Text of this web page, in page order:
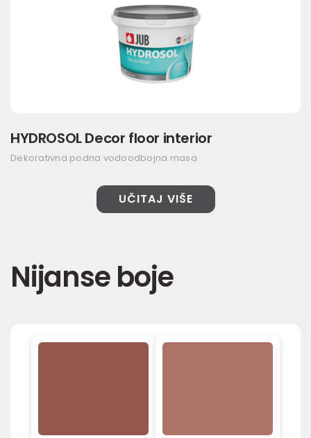
HYDROSOL Decor floor interior
Dekorativna podna vodoodbojna masa
UČITAJ VIŠE
Nijanse boje